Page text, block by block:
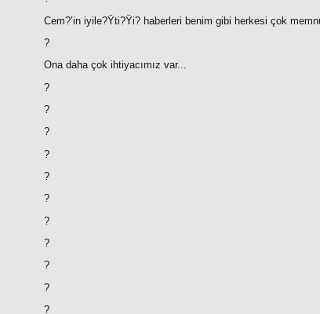
Cem?’in iyile?Ÿti?Ÿi? haberleri benim gibi herkesi çok
?
Ona daha çok ihtiyacımız var...
?
?
?
?
?
?
?
?
?
?
?